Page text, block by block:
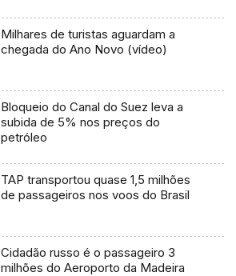
Milhares de turistas aguardam a
chegada do Ano Novo (vídeo)
Bloqueio do Canal do Suez leva a
subida de 5% nos preços do
petróleo
TAP transportou quase 1,5 milhões
de passageiros nos voos do Brasil
Cidadão russo é o passageiro 3
milhões do Aeroporto da Madeira